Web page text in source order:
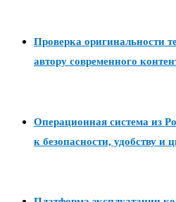
Проверка оригинальности
автору современного
Операционная система из
к безопасности, удобству и